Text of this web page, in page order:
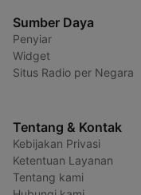
Sumber Daya
Penyiar
Widget
Situs Radio per Negara
Tentang & Kontak
Kebijakan Privasi
Ketentuan Layanan
Tentang kami